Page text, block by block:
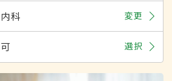
科 変更
選択